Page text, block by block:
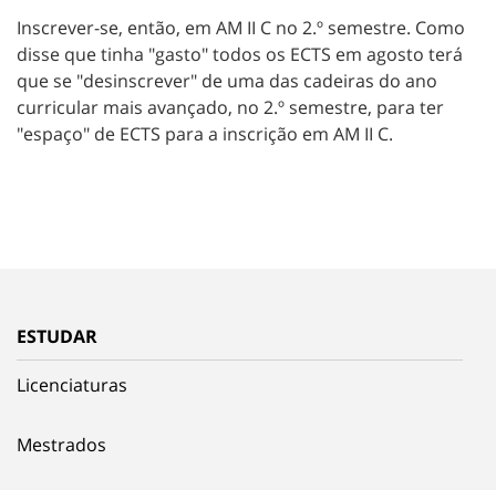
Inscrever-se, então, em AM II C no 2.º semestre. Como
disse que tinha "gasto" todos os ECTS em agosto terá
que se "desinscrever" de uma das cadeiras do ano
curricular mais avançado, no 2.º semestre, para ter
"espaço" de ECTS para a inscrição em AM II C.
ESTUDAR
Licenciaturas
Mestrados